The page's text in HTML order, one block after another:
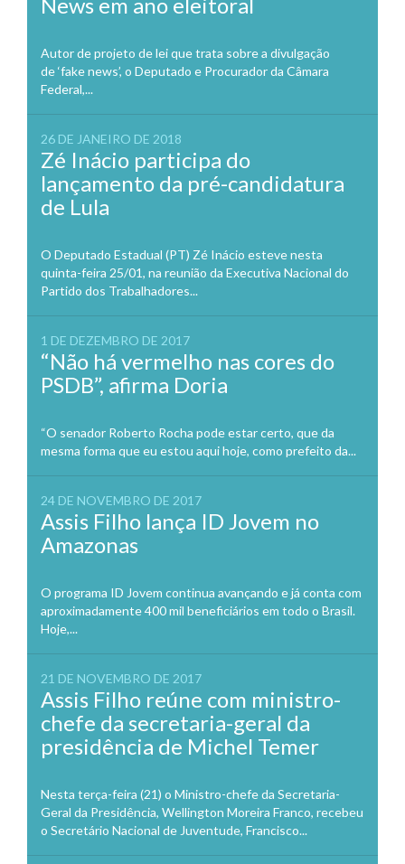
Autor de projeto de lei que trata sobre a divulgação
de ‘fake news’, o Deputado e Procurador da Câmara
Federal,...
26 DE JANEIRO DE 2018
Zé Inácio participa do
lançamento da pré-candidatura
de Lula
O Deputado Estadual (PT) Zé Inácio esteve nesta
quinta-feira 25/01, na reunião da Executiva Nacional do
Partido dos Trabalhadores...
1 DE DEZEMBRO DE 2017
“Não há vermelho nas cores do
PSDB”, afirma Doria
“O senador Roberto Rocha pode estar certo, que da
mesma forma que eu estou aqui hoje, como prefeito da...
24 DE NOVEMBRO DE 2017
Assis Filho lança ID Jovem no
Amazonas
O programa ID Jovem continua avançando e já conta com
aproximadamente 400 mil beneficiários em todo o Brasil.
Hoje,...
21 DE NOVEMBRO DE 2017
Assis Filho reúne com ministro-
chefe da secretaria-geral da
presidência de Michel Temer
Nesta terça-feira (21) o Ministro-chefe da Secretaria-
Geral da Presidência, Wellington Moreira Franco, recebeu
o Secretário Nacional de Juventude, Francisco...